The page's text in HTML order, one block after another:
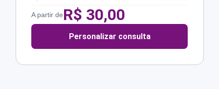
A partir deR$ 30,00
Personalizar consulta